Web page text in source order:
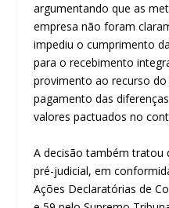
argumentando que as
empresa não foram
impediu o cumprimento
para o recebimento
provimento ao recurso
pagamento das
valores pactuados no
A decisão também tratou
pré-judicial, em
Ações Declaratórias de